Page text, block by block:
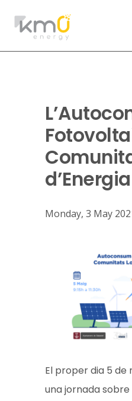
d’Energia
Monday, 3 May
El proper dia 5 de
una jornada sobre